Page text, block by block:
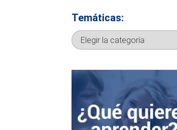
Temáticas:
Temáticas: